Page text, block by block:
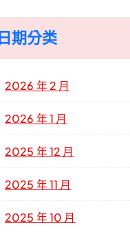
日期分类
2026 年 2 月
2026 年 1 月
2025 年 12 月
2025 年 11 月
2025 年 10 月